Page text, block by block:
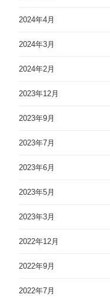
2024年4月
2024年3月
2024年2月
2023年12月
2023年9月
2023年7月
2023年6月
2023年5月
2023年3月
2022年12月
2022年9月
2022年7月